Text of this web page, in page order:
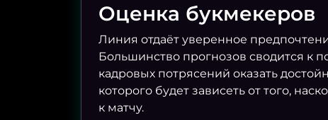
Оценка букмекеров
Линия отдаёт уверенное
Большинство прогнозов сводится к
кадровых потрясений оказать
которого будет зависеть от того,
к матчу.